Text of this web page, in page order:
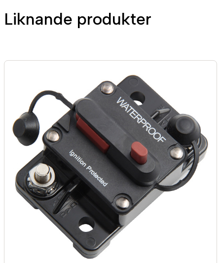
Liknande produkter